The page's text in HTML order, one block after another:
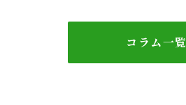
コラム一覧